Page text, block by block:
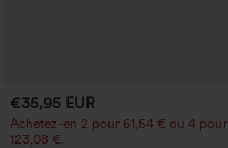
€35,95 EUR
Achetez-en 2 pour 61,54 € ou 4 pour
123,08 €.